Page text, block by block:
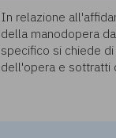
In relazione
della manodopera
specifico si chiede
dell'opera e sottratti